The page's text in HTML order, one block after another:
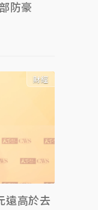
防豪
財經
遠高於去